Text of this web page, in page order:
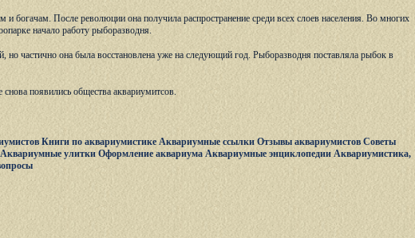
богачам. После революции она получила распространение среди всех слоев населения. Во многих
начало работу рыборазводня.
частично она была восстановлена уже на следующий год. Рыборазводня поставляла рыбок в
появились общества аквариумитсов.
Книги по аквариумистике Аквариумные ссылки Отзывы аквариумистов Советы
Аквариумные улитки Оформление аквариума Аквариумные энциклопедии Аквариумистика,